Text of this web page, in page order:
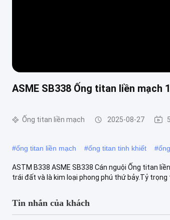
ASME SB338 Ống titan liền mạch
Ống titan liền mạch 2025-08-27
#ống titan liền mạch #ống titan tinh khiết #
ASTM B338 ASME SB338 Cán nguội Ống titan
trái đất và là kim loại phong phú thứ bảy.Tỷ trọng
Tin nhắn của khách